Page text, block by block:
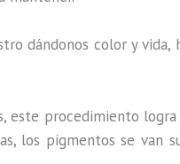
dándonos color y
este procedimiento
los pigmentos se van